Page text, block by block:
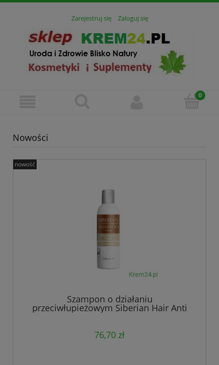
Zarejestruj się Zaloguj się
Nowości
Szampon o działaniu
przeciwłupieżowym Siberian Hair Anti
Dandruff Microbiome
76,70 zł
nowość